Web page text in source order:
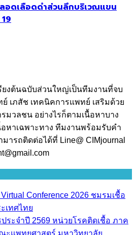
อดเลือดดำส่วนลึกบริเวณแขน
ยงต้นฉบับส่วนใหญ่เป็นทีมงานที่จบ
เภสัช เทคนิคการแพทย์ เสริมด้วย
มวลชน อย่างไรก็ตามเนื้อหาบาง
อหาเฉพาะทาง ทีมงานพร้อมรับคำ
ารถติดต่อได้ที่ Line@ CIMjournal
Conference 2026 ชมรมเชื้อ
เทศไทย
ระจำปี 2569 หน่วยโรคติดเชื้อ ภาค